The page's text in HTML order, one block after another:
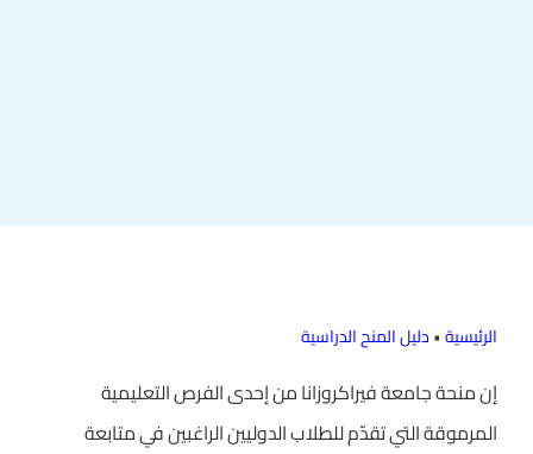
الرئيسية•دليل المنح الدراسية
إن منحة جامعة فيراكروزانا من إحدى الفرص التعليمية
المرموقة التي تقدّم للطلاب الدوليين الراغبين في متابعة